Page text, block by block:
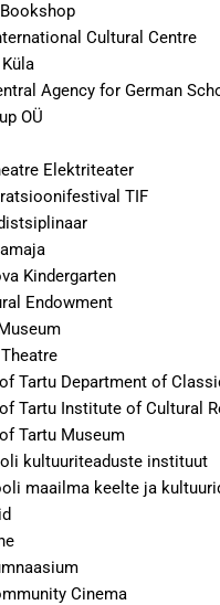
Cultural Centre
Agency for German
OÜ
Elektriteater
TIF
Kindergarten
Endowment
Tartu Department of
Tartu Institute of Cultural
Tartu Museum
kultuuriteaduste instituut
maailma keelte ja
Cinema